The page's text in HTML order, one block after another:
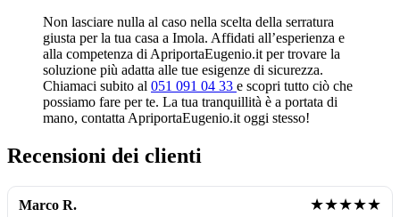
Non lasciare nulla al caso nella scelta della serratura
giusta per la tua casa a Imola. Affidati all’esperienza e
alla competenza di ApriportaEugenio.it per trovare la
soluzione più adatta alle tue esigenze di sicurezza.
Chiamaci subito al 051 091 04 33 e scopri tutto ciò che
possiamo fare per te. La tua tranquillità è a portata di
mano, contatta ApriportaEugenio.it oggi stesso!
Recensioni dei clienti
Marco R. ★★★★★